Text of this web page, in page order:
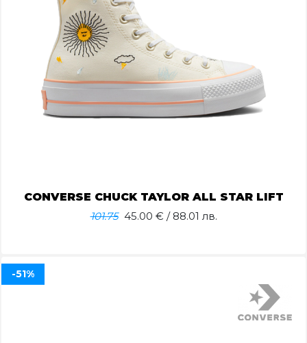
CONVERSE CHUCK TAYLOR ALL STAR LIFT
101.75 45.00 € / 88.01 лв.
-51%